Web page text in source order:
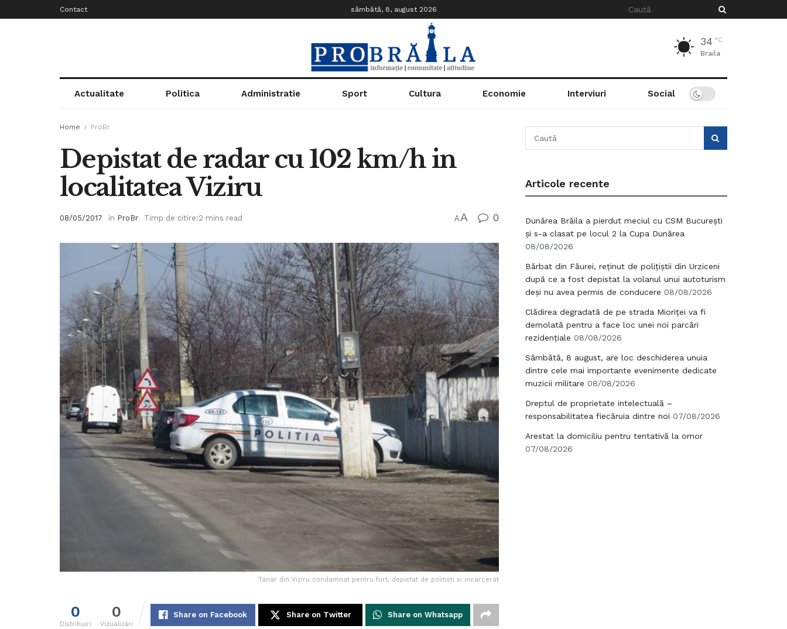
Contact sâmbătă, 8, august 2026
34 °C
Braila
Actualitate Politica Administratie Sport Cultura Economie Interviuri Social
Home ProBr
Depistat de radar cu 102 km/h in
localitatea Viziru
08/05/2017 in ProBr Timp de citire:2 mins read AA 0
Tanar din Viziru condamnat pentru furt, depistat de politisti si incarcerat
0
Distribuiri
0
Vizualizări
Share on Facebook Share on Twitter Share on Whatsapp
Articole recente
Dunărea Brăila a pierdut meciul cu CSM București
și s-a clasat pe locul 2 la Cupa Dunărea
08/08/2026
Bărbat din Făurei, reținut de polițiștii din Urziceni
după ce a fost depistat la volanul unui autoturism
deși nu avea permis de conducere 08/08/2026
Clădirea degradată de pe strada Mioriței va fi
demolată pentru a face loc unei noi parcări
rezidențiale 08/08/2026
Sâmbătă, 8 august, are loc deschiderea unuia
dintre cele mai importante evenimente dedicate
muzicii militare 08/08/2026
Dreptul de proprietate intelectuală –
responsabilitatea fiecăruia dintre noi 07/08/2026
Arestat la domiciliu pentru tentativă la omor
07/08/2026